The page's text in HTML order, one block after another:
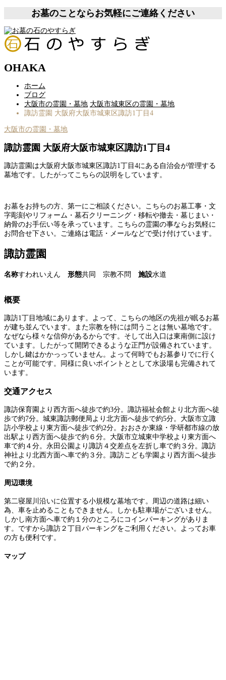
お墓のことならお気軽にご連絡ください
OHAKA
ホーム
ブログ
大阪市の霊園・墓地 大阪市城東区の霊園・墓地
諏訪霊園 大阪府大阪市城東区諏訪1丁目4
大阪市の霊園・墓地
諏訪霊園 大阪府大阪市城東区諏訪1丁目4
諏訪霊園は大阪府大阪市城東区諏訪1丁目4にある自治会が管理する
墓地です。したがってこちらの説明をしています。
お墓をお持ちの方、第一にご相談ください。こちらのお墓工事・文
字彫刻やリフォーム・墓石クリーニング・移転や撤去・墓じまい・
納骨のお手伝い等を承っています。こちらの霊園の事ならお気軽に
お問合せ下さい。ご連絡は電話・メールなどで受け付けています。
諏訪霊園
名称すわれいえん 形態共同 宗教不問 施設水道
概要
諏訪1丁目地域にあります。よって、こちらの地区の先祖が眠るお墓
が建ち並んでいます。また宗教を特には問うことは無い墓地です。
なぜなら様々な信仰があるからです。そして出入口は東南側に設け
ています。したがって開閉できるような正門が設備されています。
しかし鍵はかかっっていません。よって何時でもお墓参りでに行く
ことが可能です。同様に良いポイントととして水汲場も完備されて
います。
交通アクセス
諏訪保育園より西方面へ徒歩で約3分。諏訪福祉会館より北方面へ徒
歩で約7分。城東諏訪郵便局より北方面へ徒歩で約5分。大阪市立諏
訪小学校より東方面へ徒歩で約2分。おおさか東線・学研都市線の放
出駅より西方面へ徒歩で約６分。大阪市立城東中学校より東方面へ
車で約４分。永田公園より諏訪４交差点を左折し車で約３分。諏訪
神社より北西方面へ車で約３分。諏訪こども学園より西方面へ徒歩
で約２分。
周辺環境
第二寝屋川沿いに位置する小規模な墓地です。周辺の道路は細い
為、車を止めることもできません。しかも駐車場がございません。
しかし南方面へ車で約１分のところにコインパーキングがありま
す。ですから諏訪２丁目パーキングをご利用ください。よってお車
の方も便利です。
マップ